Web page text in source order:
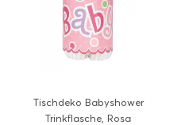
Tischdeko Babyshower
Trinkflasche, Rosa